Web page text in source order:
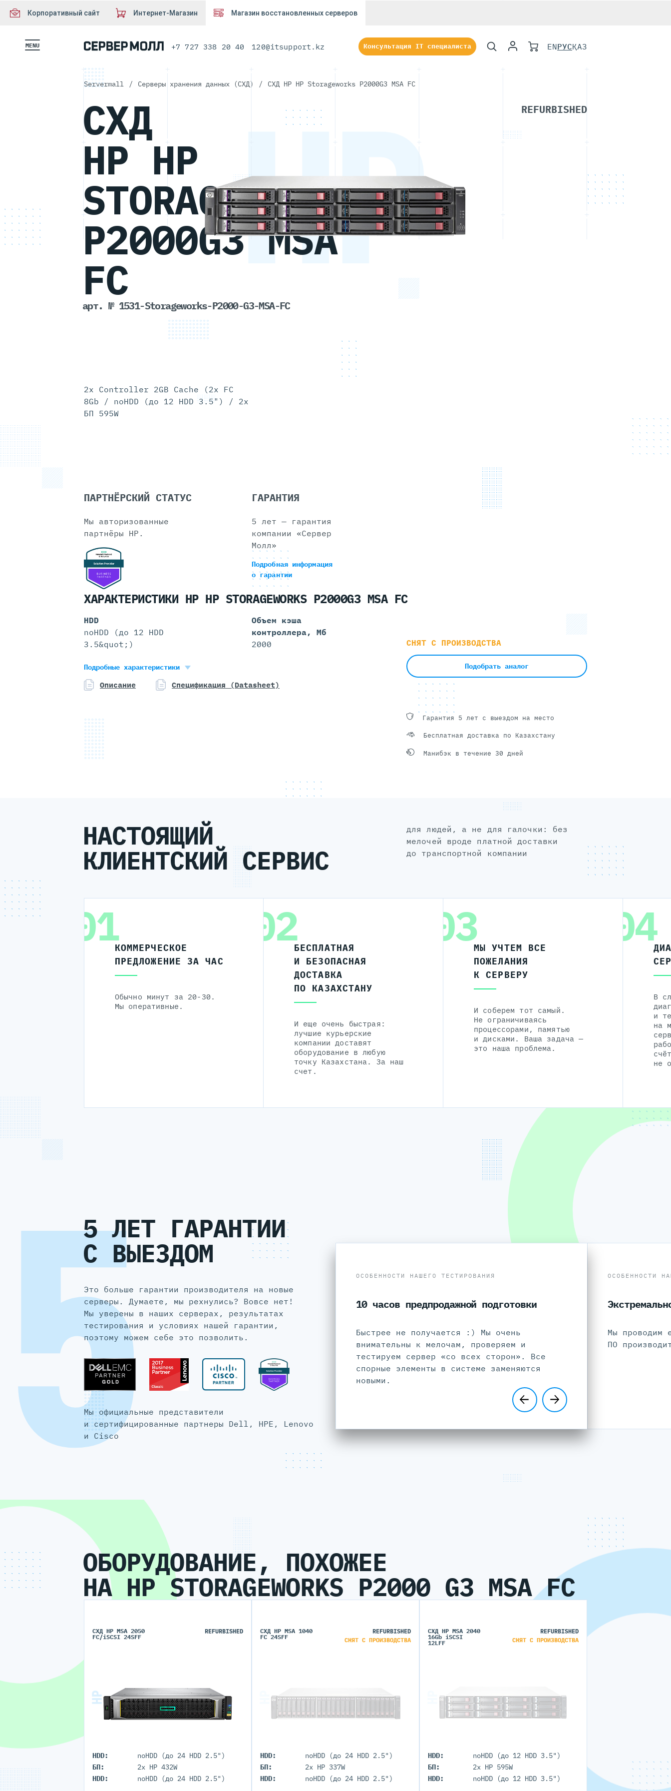
Корпоративный сайт Интернет-Магазин Магазин восстановленных серверов
MENU +7 727 338 20 40 120@itsupport.kz Консультация IT специалиста ENРУСҚАЗ
Servermall / Серверы хранения данных (СХД) / СХД HP HP Storageworks P2000G3 MSA FC
HP
HP
СХД
HP HP
STORAGEWORKS
P2000G3 MSA
FC
арт. № 1531-Storageworks-P2000-G3-MSA-FC
REFURBISHED
СНЯТ С ПРОИЗВОДСТВА
Подобрать аналог
Гарантия 5 лет с выездом на место
Бесплатная доставка по Казахстану
Манибэк в течение 30 дней
2x Controller 2GB Cache (2x FC
8Gb / noHDD (до 12 HDD 3.5") / 2x
БП 595W
ПАРТНЁРСКИЙ СТАТУС
Мы авторизованные
партнёры HP.
ГАРАНТИЯ
5 лет — гарантия
компании «Сервер
Молл»
Подробная информация
о гарантии
ХАРАКТЕРИСТИКИ HP HP STORAGEWORKS P2000G3 MSA FC
HDD
noHDD (до 12 HDD
3.5&quot;)
Объем кэша
контроллера, Мб
2000
Подробные характеристики
Описание Спецификация (Datasheet)
НАСТОЯЩИЙ
КЛИЕНТСКИЙ СЕРВИС
для людей, а не для галочки: без
мелочей вроде платной доставки
до транспортной компании
01КОММЕРЧЕСКОЕ
ПРЕДЛОЖЕНИЕ ЗА ЧАС
Обычно минут за 20-30.
Мы оперативные.
02БЕСПЛАТНАЯ
И БЕЗОПАСНАЯ
ДОСТАВКА
ПО КАЗАХСТАНУ
И еще очень быстрая:
лучшие курьерские
компании доставят
оборудование в любую
точку Казахстана. За наш
счет.
03МЫ УЧТЕМ ВСЕ
ПОЖЕЛАНИЯ
К СЕРВЕРУ
И соберем тот самый.
Не ограничиваясь
процессорами, памятью
и дисками. Ваша задача —
это наша проблема.
04
В
и
на
не
55 ЛЕТ ГАРАНТИИ
С ВЫЕЗДОМ
Это больше гарантии производителя на новые
серверы. Думаете, мы рехнулись? Вовсе нет!
Мы уверены в наших серверах, результатах
тестирования и условиях нашей гарантии,
поэтому можем себе это позволить.
Мы официальные представители
и сертифицированные партнеры Dell, HPE, Lenovo
и Cisco
ОСОБЕННОСТИ НАШЕГО ТЕСТИРОВАНИЯ
10 часов предпродажной подготовки
Быстрее не получается :) Мы очень
внимательны к мелочам, проверяем и
тестируем сервер «со всех сторон». Все
спорные элементы в системе заменяются
новыми.
ОСОБЕННОСТИ
Мы проводим
ПО
ОБОРУДОВАНИЕ, ПОХОЖЕЕ
НА HP STORAGEWORKS P2000 G3 MSA FC
СХД HP MSA 2050
FC/iSCSI 24SFF
REFURBISHED
HDD:
noHDD (до 24 HDD 2.5")
БП:
2x HP 432W
HDD:
noHDD (до 24 HDD 2.5")
СХД HP MSA 1040
FC 24SFF
REFURBISHED
СНЯТ С ПРОИЗВОДСТВА
HDD:
noHDD (до 24 HDD 2.5")
БП:
2x HP 337W
HDD:
noHDD (до 24 HDD 2.5")
СХД HP MSA 2040
16Gb iSCSI
12LFF
REFURBISHED
СНЯТ С ПРОИЗВОДСТВА
HDD:
noHDD (до 12 HDD 3.5")
БП:
2x HP 595W
HDD:
noHDD (до 12 HDD 3.5")